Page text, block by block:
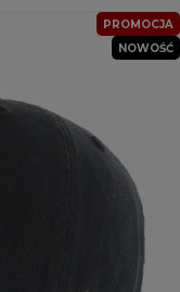
PROMOCJA
NOWOŚĆ